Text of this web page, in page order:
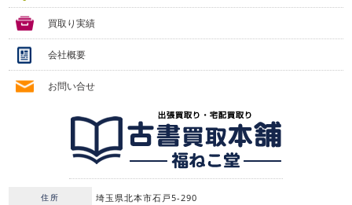
買取り実績
会社概要
お問い合せ
住所 埼玉県北本市石戸5-290